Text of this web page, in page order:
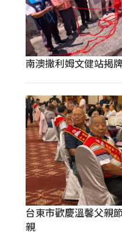
南澳撒利姆文健站揭
台東市歡慶溫馨父親
親